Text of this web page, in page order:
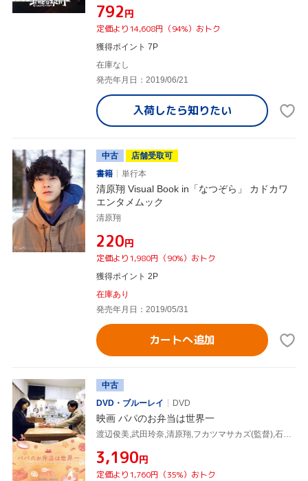
¥792円
定価より14,608円（94%）おトク
獲得ポイント 7P
在庫なし
発売年月日：2019/06/21
入荷したら知りたい
中古
店舗受取可
書籍
単行本
清原翔 Visual Book in「なつぞら」 カドカワ
エンタメムック
清原翔
¥220円
定価より1,980円（90%）おトク
獲得ポイント 2P
在庫あり
発売年月日：2019/05/31
カートへ追加
中古
DVD・ブルーレイ
DVD
映画 パパのお弁当は世界一
渡辺俊美,武田玲奈,清原翔,フカツマサカズ(監督),石崎光(音楽)
¥3,190円
定価より1,760円（35%）おトク